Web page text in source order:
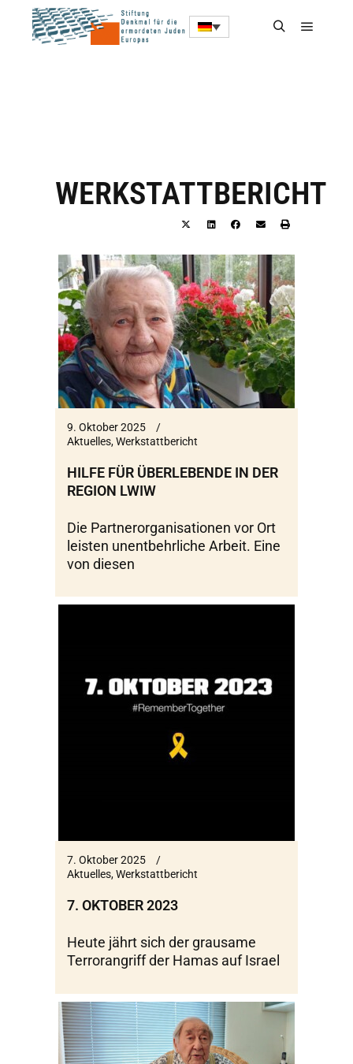
WERKSTATTBERICHT
9. Oktober 2025
Aktuelles,Werkstattbericht
HILFE FÜR ÜBERLEBENDE IN DER
REGION LWIW
Die Partnerorganisationen vor Ort
leisten unentbehrliche Arbeit. Eine
von diesen
7. Oktober 2025
Aktuelles,Werkstattbericht
7. OKTOBER 2023
Heute jährt sich der grausame
Terrorangriff der Hamas auf Israel